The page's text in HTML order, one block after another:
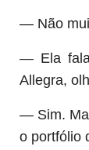
— Não
— Ela fala
Allegra,
— Sim.
o portfólio